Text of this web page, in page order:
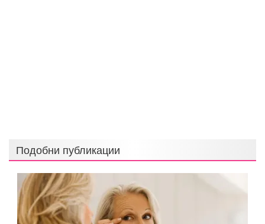
Подобни публикации